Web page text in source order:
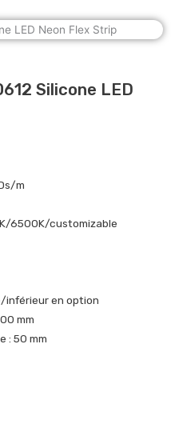
Silicone LED
m
6500K/customizable
inférieur en option
mm
: 50 mm